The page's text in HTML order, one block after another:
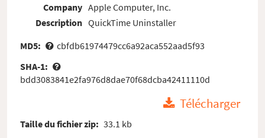
Company
Description
Apple Computer, Inc.
QuickTime Uninstaller
MD5:
cbfdb61974479cc6a92aca552aad5f93
SHA-1:
bdd3083841e2fa976d8dae70f68dcba42411110d
Télécharger
Taille du fichier zip: 33.1 kb